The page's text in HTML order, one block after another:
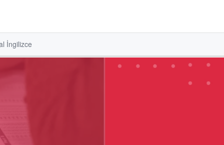
İngilizce